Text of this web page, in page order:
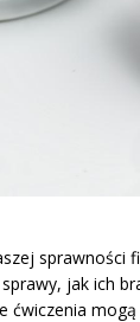
sprawności
jak ich
ćwiczenia